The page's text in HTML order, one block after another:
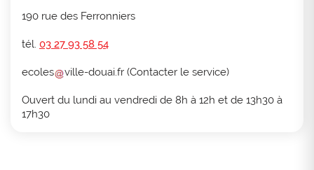
190 rue des Ferronniers
tél. 03 27 93 58 54
ecoles ville-douai.fr (Contacter le service)
Ouvert du lundi au vendredi de 8h à 12h et de 13h30 à
17h30